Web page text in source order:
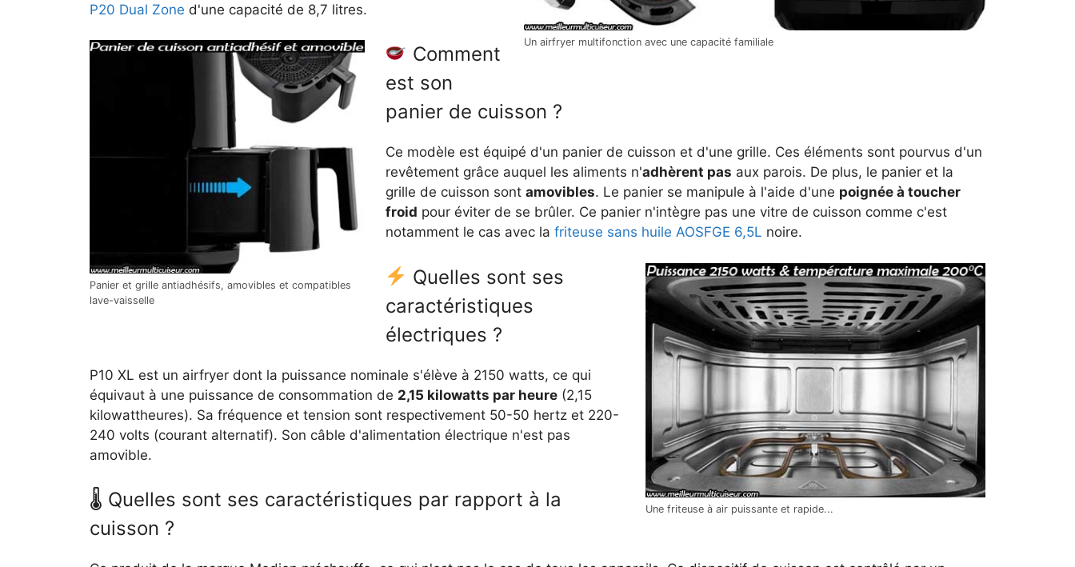
Un airfryer multifonction avec une capacité familiale
P20 Dual Zone d'une capacité de 8,7 litres.
Panier et grille antiadhésifs, amovibles et compatibles
lave-vaisselle
Comment
est son
panier de cuisson ?
Ce modèle est équipé d'un panier de cuisson et d'une grille. Ces éléments sont pourvus d'un
revêtement grâce auquel les aliments n'adhèrent pas aux parois. De plus, le panier et la
grille de cuisson sont amovibles. Le panier se manipule à l'aide d'une poignée à toucher
froid pour éviter de se brûler. Ce panier n'intègre pas une vitre de cuisson comme c'est
notamment le cas avec la friteuse sans huile AOSFGE 6,5L noire.
Une friteuse à air puissante et rapide...
Quelles sont ses
caractéristiques
électriques ?
P10 XL est un airfryer dont la puissance nominale s'élève à 2150 watts, ce qui
équivaut à une puissance de consommation de 2,15 kilowatts par heure (2,15
kilowattheures). Sa fréquence et tension sont respectivement 50-50 hertz et 220-
240 volts (courant alternatif). Son câble d'alimentation électrique n'est pas
amovible.
🌡 Quelles sont ses caractéristiques par rapport à la
cuisson ?